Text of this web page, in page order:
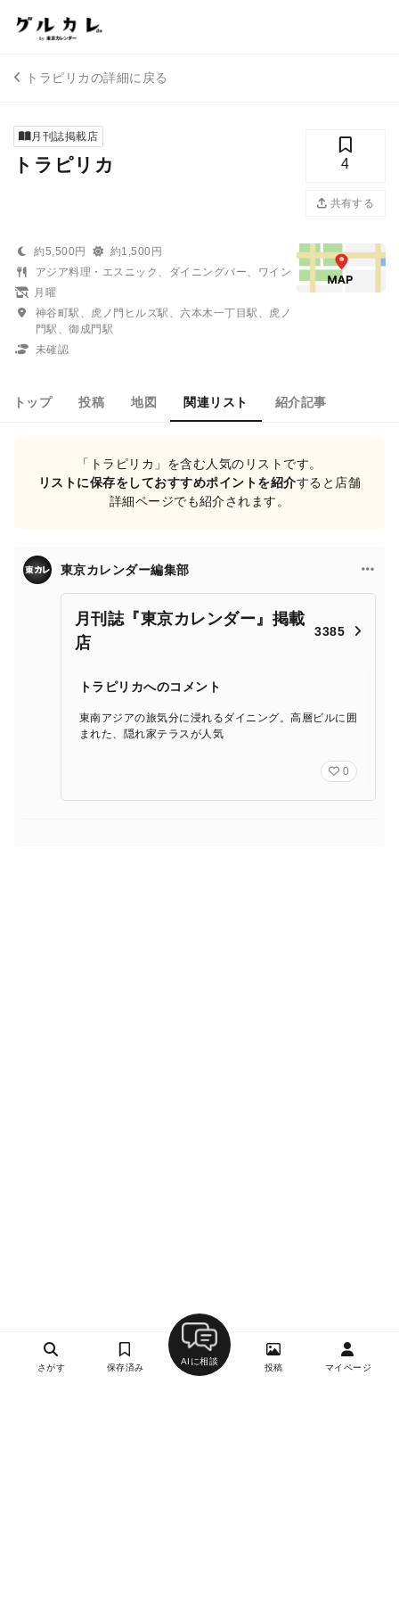
トラピリカの詳細に戻る
月刊誌掲載店
トラピリカ 4
共有する
約5,500円
約1,500円
アジア料理・エスニック、ダイニングバー、ワイン
月曜
神谷町駅、虎ノ門ヒルズ駅、六本木一丁目駅、虎ノ
門駅、御成門駅
未確認
トップ 投稿 地図 関連リスト 紹介記事
「トラピリカ」を含む人気のリストです。
リストに保存をしておすすめポイントを紹介すると店舗
詳細ページでも紹介されます。
東京カレンダー編集部
月刊誌『東京カレンダー』掲載
店
3385
トラピリカへのコメント
東南アジアの旅気分に浸れるダイニング。高層ビルに囲
まれた、隠れ家テラスが人気
0
さがす 保存済み
AIに相談
投稿 マイページ